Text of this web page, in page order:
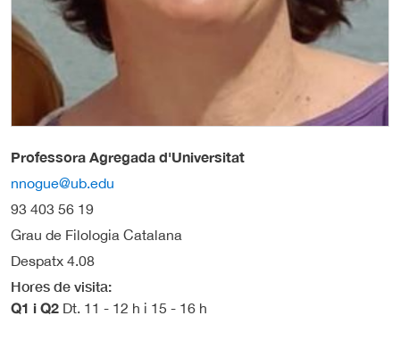
Professora Agregada d'Universitat
nnogue@ub.edu
93 403 56 19
Grau de Filologia Catalana
Despatx 4.08
Hores de visita
Q1 i Q2 Dt. 11 - 12 h i 15 - 16 h